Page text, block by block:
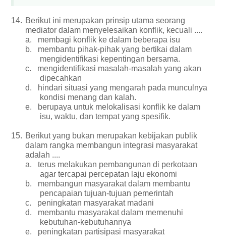
14. Berikut ini merupakan prinsip utama seorang
mediator dalam menyelesaikan konflik, kecuali ....
a.
membagi konflik ke dalam beberapa isu
b.
membantu pihak-pihak yang bertikai dalam
mengidentifikasi kepentingan bersama.
c.
mengidentifikasi masalah-masalah yang akan
dipecahkan
d.
hindari situasi yang mengarah pada munculnya
kondisi menang dan kalah.
e.
berupaya untuk melokalisasi konflik ke dalam
isu, waktu, dan tempat yang spesifik.
15. Berikut yang bukan merupakan kebijakan publik
dalam rangka membangun integrasi masyarakat
adalah ....
a.
terus melakukan pembangunan di perkotaan
agar tercapai percepatan laju ekonomi
b.
membangun masyarakat dalam membantu
pencapaian tujuan-tujuan pemerintah
c.
peningkatan masyarakat madani
d.
membantu masyarakat dalam memenuhi
kebutuhan-kebutuhannya
e.
peningkatan partisipasi masyarakat